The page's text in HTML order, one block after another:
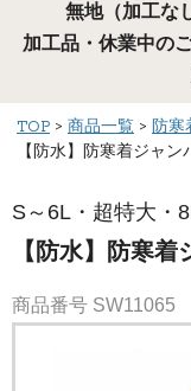
無地（加工な
加工品・休業中の
TOP 商品一覧 防寒
【防水】防寒着ジャン
S～6L・超特大・
【防水】防寒
商品番号 SW11065